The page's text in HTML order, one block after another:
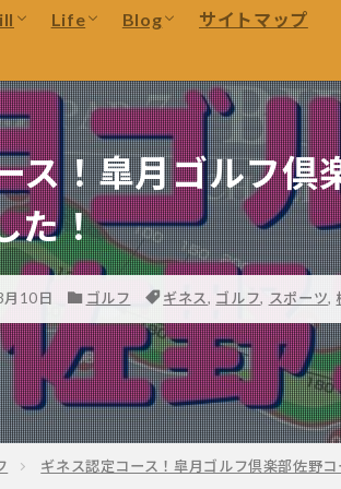
資格勉強
Life
cafe
Kindle
Google
スマホ
アプリ
Blog
Working Holiday
Travel
オーストラリア
Canva
サイトマップ
ス！皐月ゴルフ倶
た！
10日 ゴルフ ギネス, ゴルフ, スポーツ,
ギネス認定コース！皐月ゴルフ倶楽部佐野コ
Google
スマホ
Travel
オーストラリア
Canva
映画 ブログ 旅行